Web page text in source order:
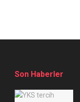
Son Haberler